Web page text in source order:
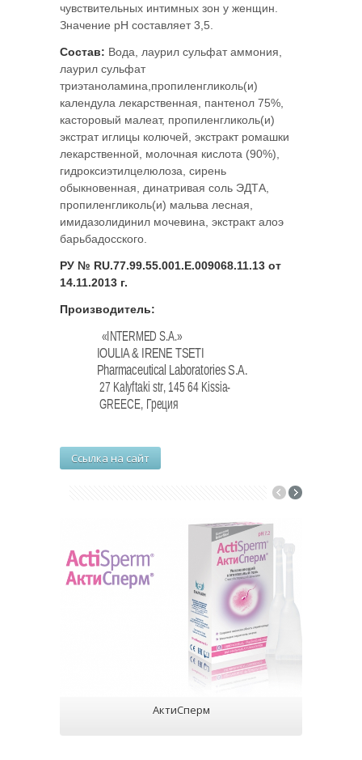
чувствительных интимных зон у женщин.
Значение pH составляет 3,5.
Состав: Вода, лаурил сульфат аммония,
лаурил сульфат
триэтаноламина,пропиленгликоль(и)
календула лекарственная, пантенол 75%,
касторовый малеат, пропиленгликоль(и)
экстрат иглицы колючей, экстракт ромашки
лекарственной, молочная кислота (90%),
гидроксиэтилцелюлоза, сирень
обыкновенная, динатривая соль ЭДТА,
пропиленгликоль(и) мальва лесная,
имидазолидинил мочевина, экстракт алоэ
барьбадосского.
РУ № RU.77.99.55.001.E.009068.11.13 от
14.11.2013 г.
Производитель:
«ΙΝΤΕRMED S.A.»
IOULIA & IRENE TSETI
Pharmaceutical Laboratories S.A.
27 Kalyftaki str, 145 64 Kissia-
GREECE, Греция
Ссылка на сайт
АктиСперм